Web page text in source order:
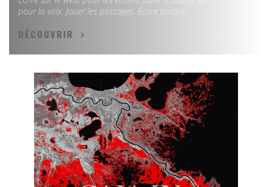
pour la voix. Jouer les passages. Écrire encore.
DÉCOUVRIR